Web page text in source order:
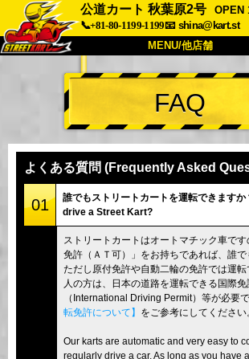
公道カート 秋葉原2号
OPEN
📞+81-80-1199-1199📧 shina@kart.st
MENU/他店舗
トップ
概要 車両
会社 予
他店舗
東京 品川
東京 秋葉原 #2
東京 渋谷アネックス
東京 浅草
FAQ
よくある質問 (Frequently Asked
01
誰でもストリートカートを運転できます
drive a Street Kart?
ストリートカートはオートマチック車で
免許（ＡＴ可）」をお持ちであれば、誰で
ただし原付免許や自動二輪の免許では運
人の方は、日本の道路を運転できる国際免
（International Driving Permit）等が必要
転免許について】 をご参考にしてください
Our karts are automatic and very easy to
regularly drive a car. As long as you have